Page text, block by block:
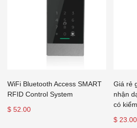
WiFi Bluetooth Access SMART
RFID Control System
$ 52.00
Giá rẻ
nhận
có
$ 23.00